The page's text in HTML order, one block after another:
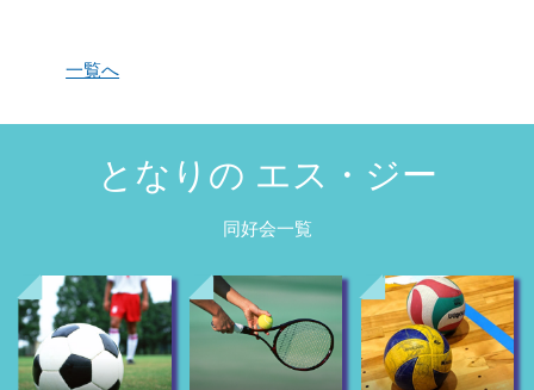
一覧へ
となりの エス・ジー
同好会一覧